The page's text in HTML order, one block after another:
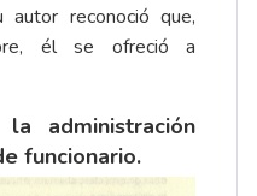
autor reconoció que,
él se ofreció a
administración
funcionario.